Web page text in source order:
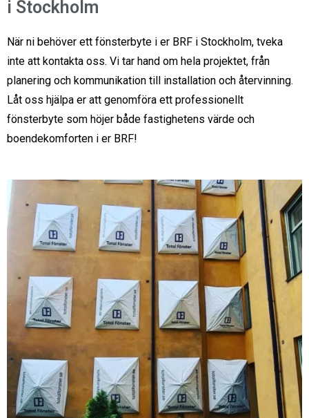
i Stockholm
När ni behöver ett fönsterbyte i er BRF i Stockholm, tveka
inte att kontakta oss. Vi tar hand om hela projektet, från
planering och kommunikation till installation och återvinning.
Låt oss hjälpa er att genomföra ett professionellt
fönsterbyte som höjer både fastighetens värde och
boendekomforten i er BRF!